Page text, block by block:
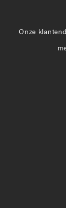
Onze